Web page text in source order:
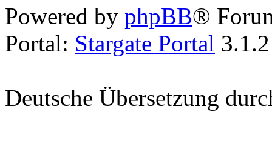
Powered by phpBB®
Portal: Stargate Portal
Deutsche Übersetzung